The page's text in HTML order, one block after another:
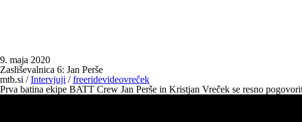
9. maja 2020
Zasliševalnica 6: Jan Perše
mtb.si / Intervjuji / freeridevideovreček
Prva batina ekipe BATT Crew Jan Perše in Kristjan Vreček se resno